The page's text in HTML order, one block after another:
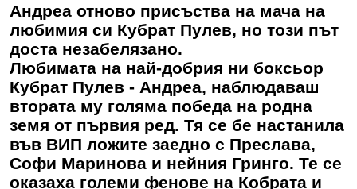
Андреа отново присъства на мача на
любимия си Кубрат Пулев, но този път
доста незабелязано.
Любимата на най-добрия ни боксьор
Кубрат Пулев - Андреа, наблюдаваш
втората му голяма победа на родна
земя от първия ред. Тя се бе настанила
във ВИП ложите заедно с Преслава,
Софи Маринова и нейния Гринго. Те се
оказаха големи фенове на Кобрата и